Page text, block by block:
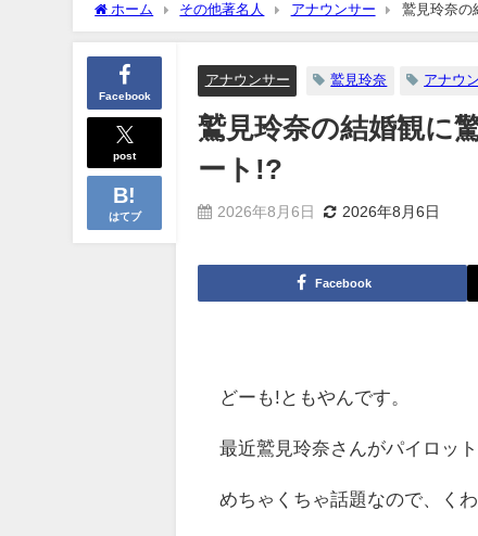
ホーム その他著名人 アナウンサー 鷲見玲奈の
Facebook
post
はてブ
アナウンサー 鷲見玲奈 アナウ
鷲見玲奈の結婚観に
ート!?
2026年8月6日 2026年8月6日
Facebook
どーも!ともやんです。
最近鷲見玲奈さんがパイロッ
めちゃくちゃ話題なので、く